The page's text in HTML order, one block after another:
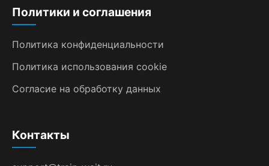
Политики и соглашения
Политика конфиденциальности
Политика использования cookie
Согласие на обработку данных
Контакты